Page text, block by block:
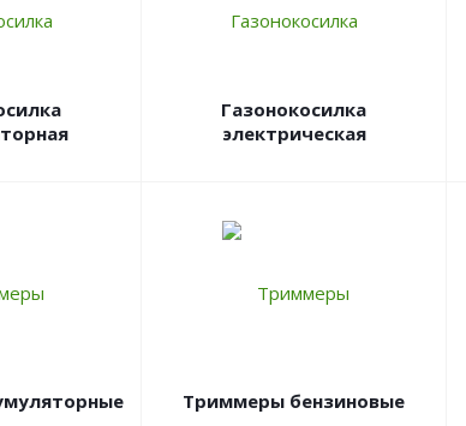
Газонокосилка
электрическая
Триммеры бензиновые